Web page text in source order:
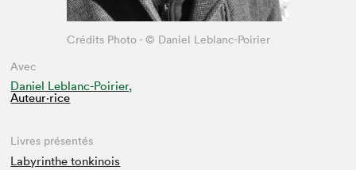
Avec
Daniel Leblanc-Poirier,
Auteur·rice
Crédits Photo - © Daniel Leblanc-Poirier
Livres présentés
Labyrinthe tonkinois